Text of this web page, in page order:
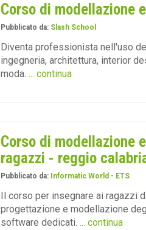
Corso di modellazione
Pubblicato da: Slash School
Diventa professionista nell'uso
ingegneria, architettura, interior
moda. ... continua
Corso di modellazione
ragazzi - reggio
Pubblicato da: Informatic World - ETS
Il corso per insegnare ai ragazzi
progettazione e modellazione
software dedicati. ... continua